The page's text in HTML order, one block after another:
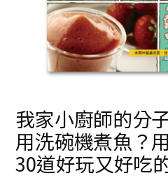
我家小廚師的分
用洗碗機煮魚？
30道好玩又好吃